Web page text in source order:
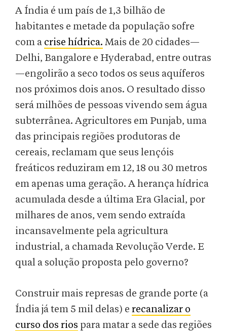
A Índia é um país de 1,3 bilhão de
habitantes e metade da população sofre
com a crise hídrica. Mais de 20 cidades—
Delhi, Bangalore e Hyderabad, entre outras
—engolirão a seco todos os seus aquíferos
nos próximos dois anos. O resultado disso
será milhões de pessoas vivendo sem água
subterrânea. Agricultores em Punjab, uma
das principais regiões produtoras de
cereais, reclamam que seus lençóis
freáticos reduziram em 12, 18 ou 30 metros
em apenas uma geração. A herança hídrica
acumulada desde a última Era Glacial, por
milhares de anos, vem sendo extraída
incansavelmente pela agricultura
industrial, a chamada Revolução Verde. E
qual a solução proposta pelo governo?
Construir mais represas de grande porte (a
Índia já tem 5 mil delas) e recanalizar o
curso dos rios para matar a sede das regiões